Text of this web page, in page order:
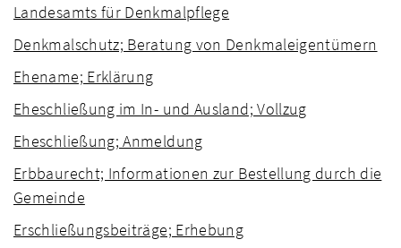
Landesamts für Denkmalpflege
Denkmalschutz; Beratung von Denkmaleigentümern
Ehename; Erklärung
Eheschließung im In- und Ausland; Vollzug
Eheschließung; Anmeldung
Erbbaurecht; Informationen zur Bestellung durch die
Gemeinde
Erschließungsbeiträge; Erhebung